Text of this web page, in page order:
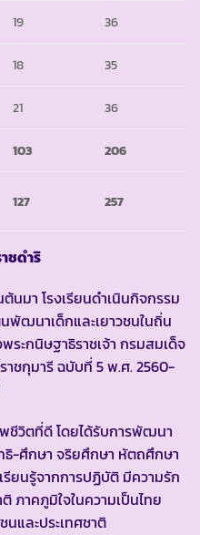
19 36
18 35
21 36
103 206
127 257
ชดำริ
า โรงเรียนดำเนินกิจกรรม
พัฒนาเด็กและเยาวชนในถิ่น
ระกนิษฐาธิราชเจ้า กรมสมเด็จ
าชกุมารี ฉบับที่ 5 พ.ศ. 2560-
ชีวิตที่ดี โดยได้รับการพัฒนา
-ศึกษา จริยศึกษา หัตถศึกษา
ยนรู้จากการปฏิบัติ มีความรัก
ภาคภูมิใจในความเป็นไทย
และประเทศชาติ